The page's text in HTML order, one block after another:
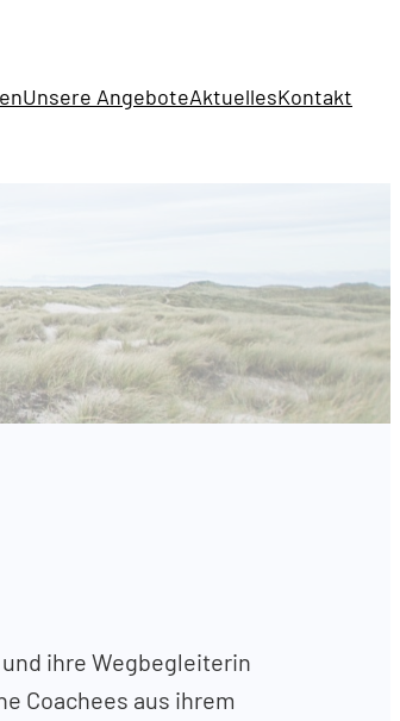
Unsere AngeboteAktuellesKontakt
ihre Wegbegleiterin
Coachees aus ihrem